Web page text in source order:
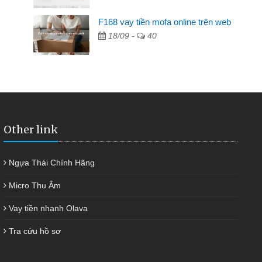
hàng không ai cho vay. Trong khi
quyết việc riêng, trong 1-2 ngày tôi trả
đã giúp tôi kịp thời và nhanh chóng
F168 vay tiền mofa online trên web
18/09 - 40
Other link
Ngựa Thái Chính Hãng
Micro Thu Âm
Vay tiền nhanh Olava
Tra cứu hồ sơ